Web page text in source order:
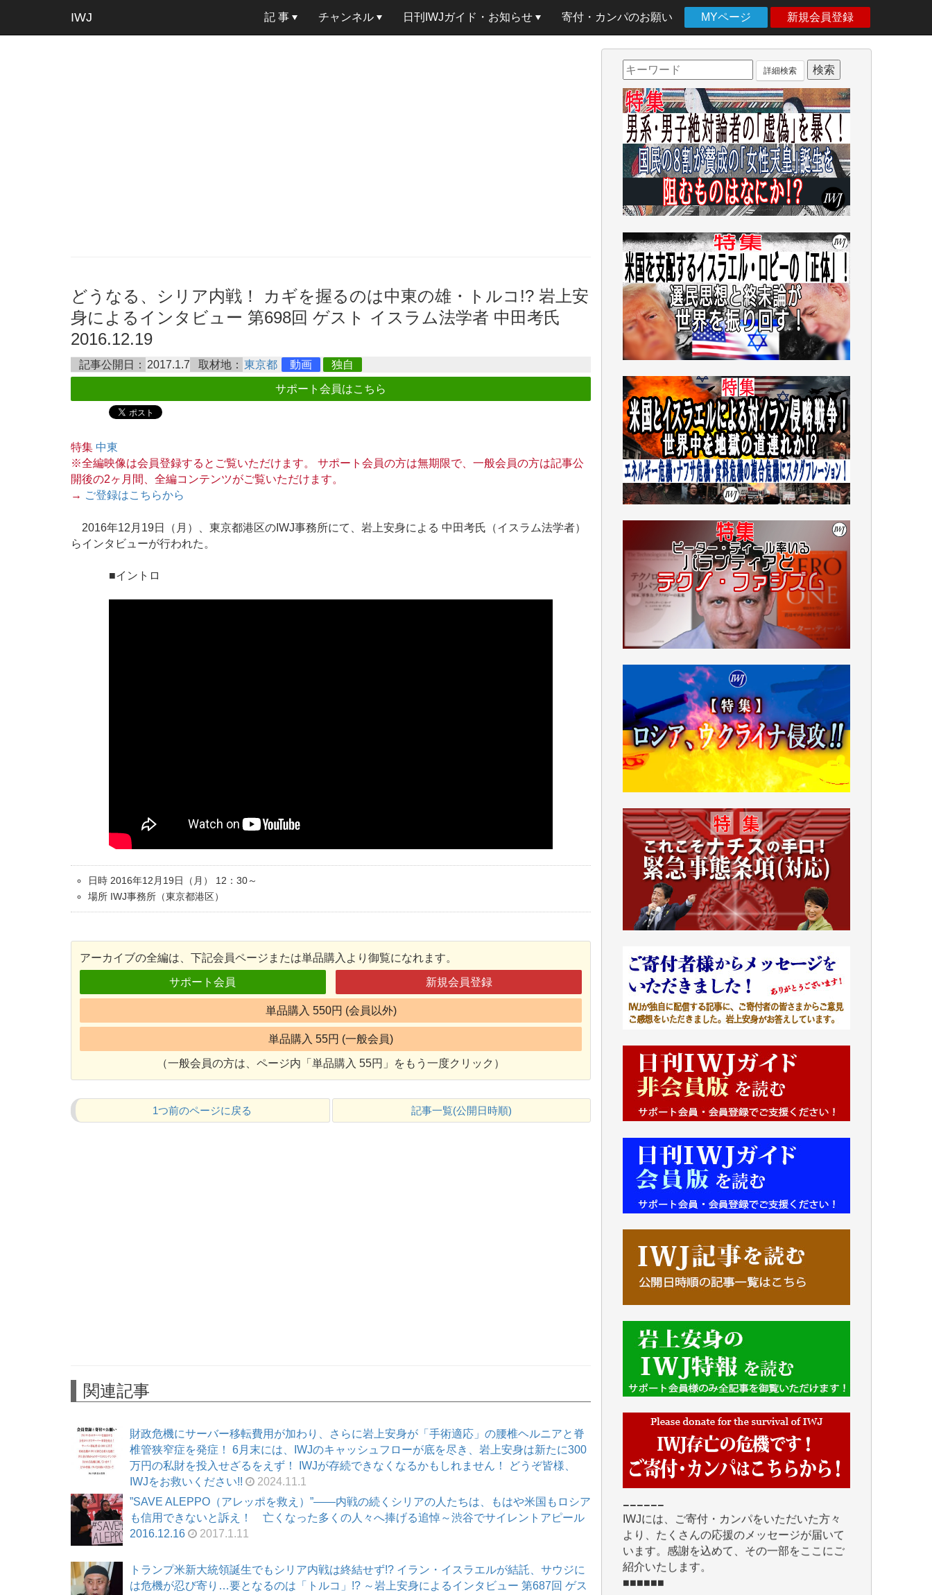
IWJ 記 事 チャンネル 日刊IWJガイド・お知らせ 寄付・カンパのお願い MYページ 新規会員登録
どうなる、シリア内戦！ カギを握るのは中東の雄・トルコ!? 岩上安
身によるインタビュー 第698回 ゲスト イスラム法学者 中田考氏
2016.12.19
記事公開日： 2017.1.7 取材地： 東京都 動画 独自
サポート会員はこちら
特集 中東
※全編映像は会員登録するとご覧いただけます。 サポート会員の方は無期限で、一般会員の方は記事公
開後の2ヶ月間、全編コンテンツがご覧いただけます。
→ ご登録はこちらから
2016年12月19日（月）、東京都港区のIWJ事務所にて、岩上安身による 中田考氏（イスラム法学者）
らインタビューが行われた。
■イントロ
日時 2016年12月19日（月） 12：30～
場所 IWJ事務所（東京都港区）
アーカイブの全編は、下記会員ページまたは単品購入より御覧になれます。
サポート会員 新規会員登録
単品購入 550円 (会員以外)
単品購入 55円 (一般会員)
（一般会員の方は、ページ内「単品購入 55円」をもう一度クリック）
1つ前のページに戻る 記事一覧(公開日時順)
関連記事
財政危機にサーバー移転費用が加わり、さらに岩上安身が「手術適応」の腰椎ヘルニアと脊
椎管狭窄症を発症！ 6月末には、IWJのキャッシュフローが底を尽き、岩上安身は新たに300
万円の私財を投入せざるをえず！ IWJが存続できなくなるかもしれません！ どうぞ皆様、
IWJをお救いください!!
2024.11.1
”SAVE ALEPPO（アレッポを救え）”――内戦の続くシリアの人たちは、もはや米国もロシア
も信用できないと訴え！ 亡くなった多くの人々へ捧げる追悼～渋谷でサイレントアピール
2016.12.16
2017.1.11
トランプ米新大統領誕生でもシリア内戦は終結せず!? イラン・イスラエルが結託、サウジに
は危機が忍び寄り…要となるのは「トルコ」!? ～岩上安身によるインタビュー 第687回 ゲス
詳細検索
■■■■■■
IWJには、ご寄付・カンパをいただいた方々
より、たくさんの応援のメッセージが届いて
います。感謝を込めて、その一部をここにご
紹介いたします。
■■■■■■
■2026年7月、ご寄付いただいた皆さま、心よ